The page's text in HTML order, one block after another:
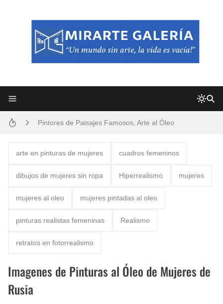
Pintores de Paisajes Famosos, Arte al Óleo
arte en pinturas de mujeres cuadros femeninos
dibujos de mujeres sin ropa Hiperrealismo mujeres
mujeres al oleo mujeres pintadas al oleo
pinturas realistas femeninas Realismo
retratos en fotorrealismo
Imagenes de Pinturas al Óleo de Mujeres de
Rusia